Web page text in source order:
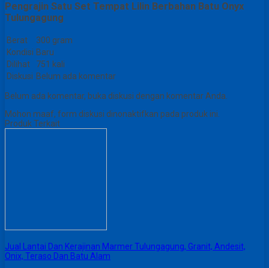
Pengrajin Satu Set Tempat Lilin Berbahan Batu Onyx
Tulungagung
Berat
300 gram
Kondisi Baru
Dilihat
751 kali
Diskusi Belum ada komentar
Belum ada komentar, buka diskusi dengan komentar Anda.
Mohon maaf, form diskusi dinonaktifkan pada produk ini.
Produk Terkait
Jual Lantai Dan Kerajinan Marmer Tulungagung, Granit, Andesit,
Onix, Teraso Dan Batu Alam